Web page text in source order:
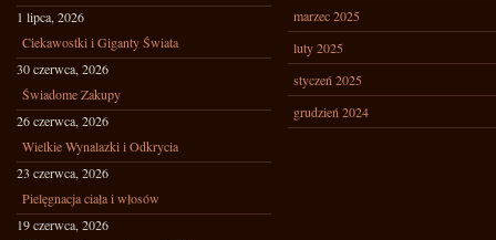
1 lipca, 2026
Ciekawostki i Giganty Świata
30 czerwca, 2026
Świadome Zakupy
26 czerwca, 2026
Wielkie Wynalazki i Odkrycia
23 czerwca, 2026
Pielęgnacja ciała i włosów
19 czerwca, 2026
marzec 2025
luty 2025
styczeń 2025
grudzień 2024